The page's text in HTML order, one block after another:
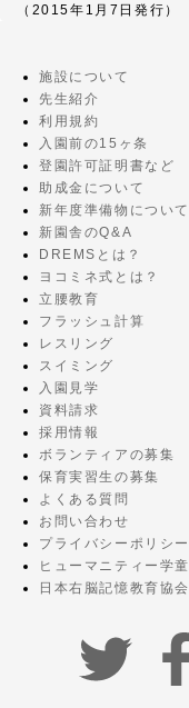
（2015年1月7日発行）
施設について
先生紹介
利用規約
入園前の15ヶ条
登園許可証明書など
助成金について
新年度準備物について
新園舎のQ&A
DREMSとは？
ヨコミネ式とは？
立腰教育
フラッシュ計算
レスリング
スイミング
入園見学
資料請求
採用情報
ボランティアの募集
保育実習生の募集
よくある質問
お問い合わせ
プライバシーポリシー
ヒューマニティー学童
日本右脳記憶教育協会